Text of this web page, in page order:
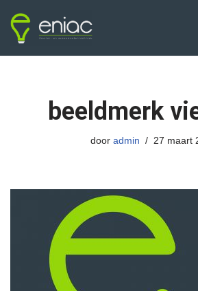
Ga
naar
beeldmerk
door admin 27 maart